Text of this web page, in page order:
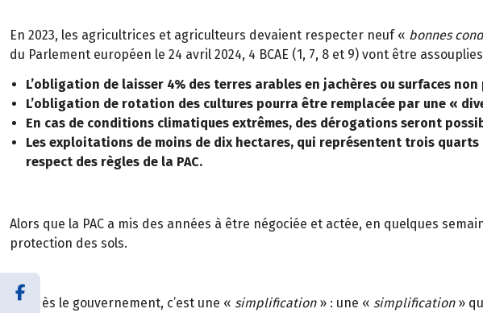
En 2023, les agricultrices et agriculteurs devaient respecter neuf « bonnes
du Parlement européen le 24 avril 2024, 4 BCAE (1, 7, 8 et 9) vont être
L’obligation de laisser 4% des terres arables en jachères ou surfaces
L’obligation de rotation des cultures pourra être remplacée par une «
En cas de conditions climatiques extrêmes, des dérogations seront
Les exploitations de moins de dix hectares, qui représentent trois
respect des règles de la PAC.
Alors que la PAC a mis des années à être négociée et actée, en quelques
protection des sols.
D’après le gouvernement, c’est une « simplification » : une « simplification »